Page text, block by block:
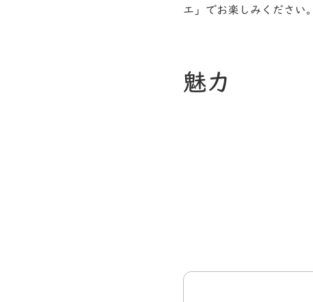
エ」でお楽しみください
魅力